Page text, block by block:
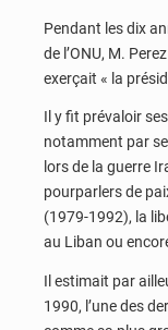
Pendant les dix
de l’ONU, M.
exerçait « la
Il y fit prévaloir
notamment par
lors de la guerre
pourparlers de
(1979-1992), la
au Liban ou
Il estimait par
1990, l’une des